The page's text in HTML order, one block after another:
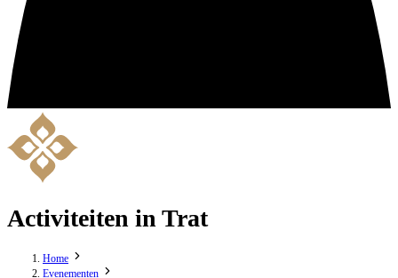
Activiteiten in Trat
Home
Evenementen